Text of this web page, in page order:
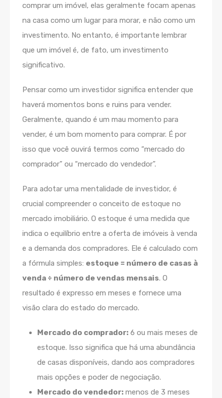
comprar um imóvel, elas geralmente focam apenas
na casa como um lugar para morar, e não como um
investimento. No entanto, é importante lembrar
que um imóvel é, de fato, um investimento
significativo.
Pensar como um investidor significa entender que
haverá momentos bons e ruins para vender.
Geralmente, quando é um mau momento para
vender, é um bom momento para comprar. É por
isso que você ouvirá termos como “mercado do
comprador” ou “mercado do vendedor”.
Para adotar uma mentalidade de investidor, é
crucial compreender o conceito de estoque no
mercado imobiliário. O estoque é uma medida que
indica o equilíbrio entre a oferta de imóveis à venda
e a demanda dos compradores. Ele é calculado com
a fórmula simples: estoque = número de casas à
venda ÷ número de vendas mensais. O
resultado é expresso em meses e fornece uma
visão clara do estado do mercado.
Mercado do comprador: 6 ou mais meses de
estoque. Isso significa que há uma abundância
de casas disponíveis, dando aos compradores
mais opções e poder de negociação.
Mercado do vendedor: menos de 3 meses